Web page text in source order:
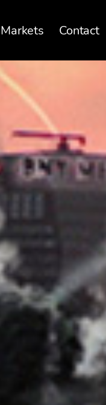
Markets Contact